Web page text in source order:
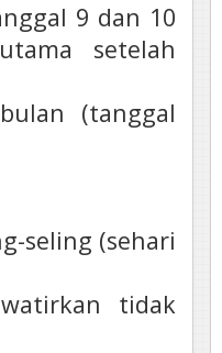
9 dan 10
setelah
(tanggal
seling (sehari
tidak